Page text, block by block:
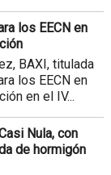
los EECN en
BAXI, titulada
los EECN en
en el IV...
Nula, con
de hormigón